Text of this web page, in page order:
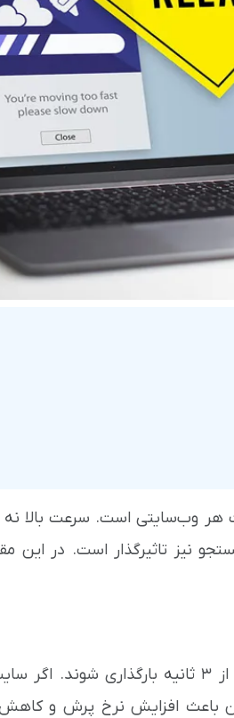
اینترنتی پلاگین های
وب‌سایتی است. سرعت بالا نه
نیز تاثیرگذار است. در این
کاربران اینترنت معمولاً انتظار دارند سایت‌ها در کمتر از ۳
باعث افزایش نرخ پرش و